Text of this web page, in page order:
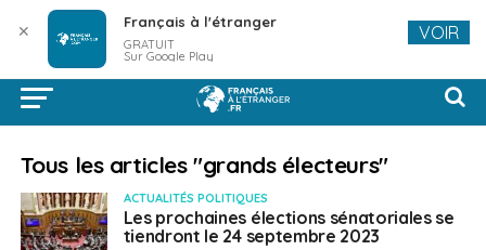
Tous les articles "grands électeurs"
ACTUALITÉS POLITIQUES
Les prochaines élections sénatoriales se
tiendront le 24 septembre 2023
✕ Français à l'étranger
GRATUIT
Sur Google Play
VOIR